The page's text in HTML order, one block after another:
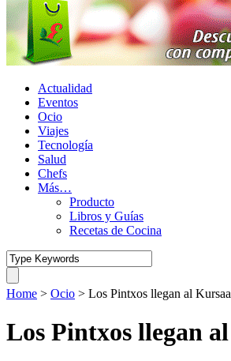
Actualidad
Eventos
Ocio
Viajes
Tecnología
Salud
Chefs
Más…
Producto
Libros y Guías
Recetas de Cocina
Home > Ocio > Los Pintxos llegan al
Los Pintxos llegan